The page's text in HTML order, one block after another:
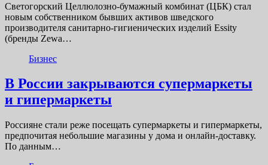
Светогорский Целлюлозно-бумажный комбинат (ЦБК) стал
новым собственником бывших активов шведского
производителя санитарно-гигиенических изделий Essity
(бренды Zewa…
Бизнес
В России закрываются супермаркеты
и гипермаркеты
Россияне стали реже посещать супермаркеты и гипермаркеты,
предпочитая небольшие магазины у дома и онлайн-доставку.
По данным…